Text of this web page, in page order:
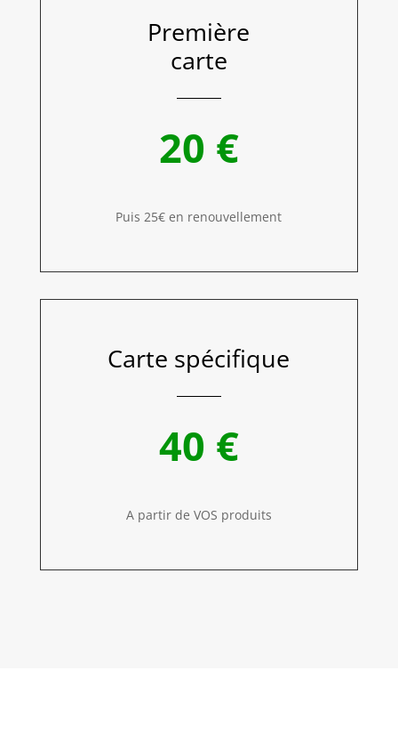
Première
carte
20 €
Puis 25€ en renouvellement
Carte spécifique
40 €
A partir de VOS produits